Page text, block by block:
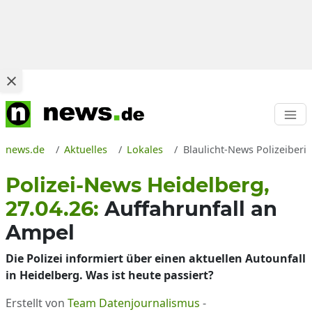
news.de Aktuelles Lokales Blaulicht-News
Polizei-News Heidelberg,
27.04.26: Auffahrunfall an
Ampel
Die Polizei informiert über einen aktuellen Autounfall
in Heidelberg. Was ist heute passiert?
Erstellt von Team Datenjournalismus -